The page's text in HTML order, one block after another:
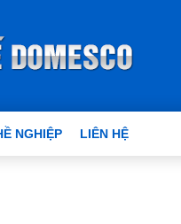
NGHIỆP LIÊN HỆ